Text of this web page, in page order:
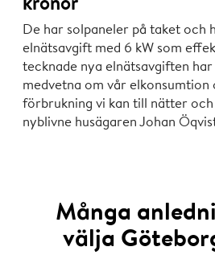
De har solpaneler på taket och
elnätsavgift med 6 kW som
tecknade nya elnätsavgiften
medvetna om vår
förbrukning vi kan till nätter
nyblivne husägaren Johan
Många
välja